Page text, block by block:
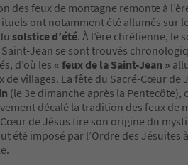
des feux de montagne remonte à
ont notamment été allumés sur
solstice d’été. À l’ère chrétienne, le
Jean se sont trouvés
d’où les « feux de la Saint-Jean »
de villages. La fête du Sacré-Cœur de
(le 3e dimanche après la Pentecôte),
décalé la tradition des feux de
de Jésus tire son origine du
été imposé par l’Ordre des Jésuites